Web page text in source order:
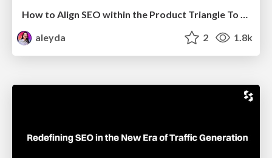
How to Align SEO within the Product Triangle To Get Buy-In & Support - #RIMC
aleyda
2 1.8k